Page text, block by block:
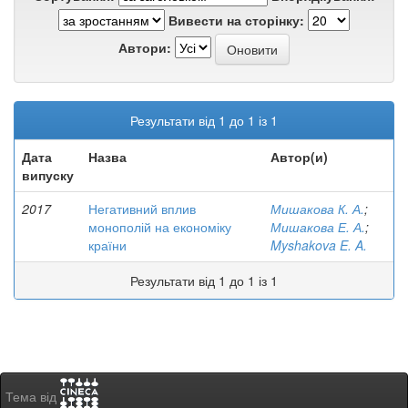
Вивести на сторінку:
Автори:
Результати від 1 до 1 із 1
Дата
випуску
Назва Автор(и)
2017
Негативний вплив
монополій на економіку
країни
Мишакова К. А.;
Мишакова Е. А.;
Myshakova E. A.
Результати від 1 до 1 із 1
Тема від